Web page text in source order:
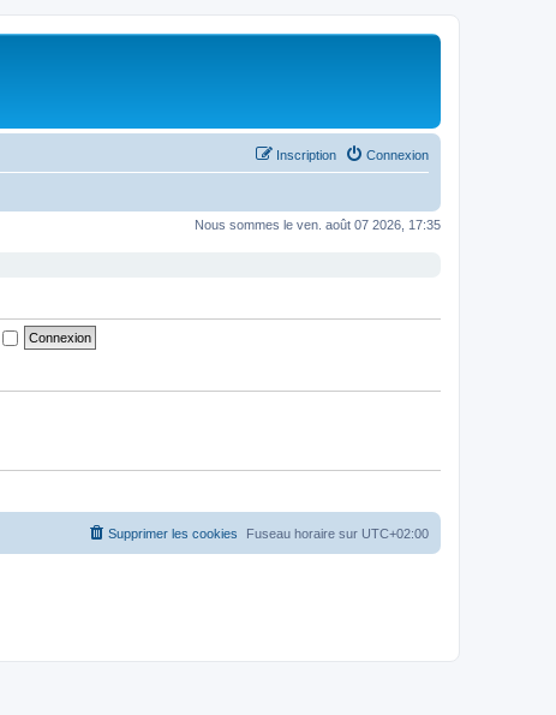
Connexion
Inscription
Nous sommes le ven. août 07 2026, 17:35
Fuseau horaire sur UTC+02:00
Supprimer les cookies